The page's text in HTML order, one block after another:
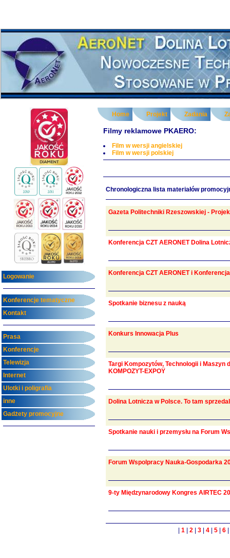
Logowanie
Konferencje tematyczne
Kontakt
Prasa
Konferencje
Telewizja
Internet
Ulotki i poligrafia
inne
Gadżety promocyjne
Home Projekt Zadania
Filmy reklamowe PKAERO:
Film w wersji angielskiej
Film w wersji polskiej
Chronologiczna lista materiałów
Gazeta Politechniki Rzeszowskiej -
Konferencja CZT AERONET Dolina
Konferencja CZT AERONET i
Spotkanie biznesu z nauką
Konkurs Innowacja Plus
Targi Kompozytów, Technologii i Maszyn
KOMPOZYT-EXPOŸ
Dolina Lotnicza w Polsce. To tam
Spotkanie nauki i przemysłu na Forum
Forum Wspolpracy Nauka-Gospodarka
9-ty Międzynarodowy Kongres AIRTEC
1 2 3 4 5 6